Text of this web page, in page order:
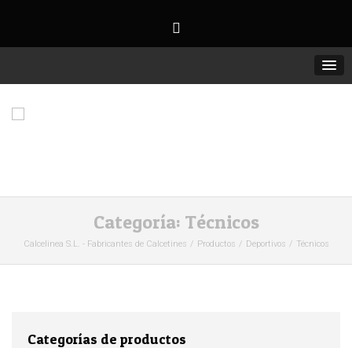
Categoría: Técnicos
Calcelinea S.L. - Fabricantes de Calcetines Productos Deportivos Técnicos
Categorías de productos